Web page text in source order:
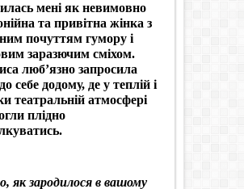
мені як невимовно
та привітна жінка з
почуттям гумору і
заразючим сміхом.
люб’язно запросила
себе додому, де у теплій і
театральній атмосфері
плідно
як зародилося в вашому